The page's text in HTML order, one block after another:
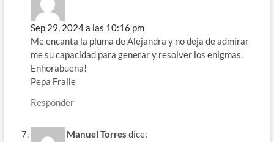
Sep 29, 2024 a las 10:16 pm
Me encanta la pluma de Alejandra y no deja de admirar
me su capacidad para generar y resolver los enigmas.
Enhorabuena!
Pepa Fraile
Responder
Manuel Torres dice: